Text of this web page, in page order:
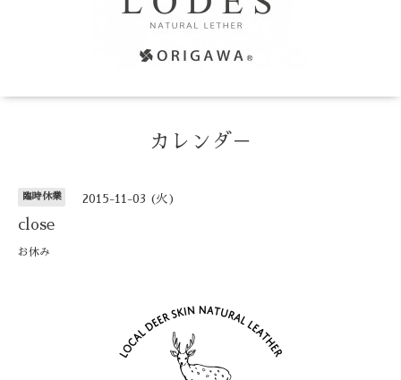
カレンダ－
臨時休業 2015-11-03 (火)
close
お休み